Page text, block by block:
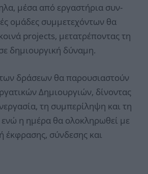
μέσα από εργαστήρια συν-
ομάδες συμμετεχόντων θα
projects, μετατρέποντας τη
δημιουργική δύναμη.
δράσεων θα παρουσιαστούν
Δημιουργιών, δίνοντας
τη συμπερίληψη και τη
ενώ η ημέρα θα ολοκληρωθεί με
έκφρασης, σύνδεσης και